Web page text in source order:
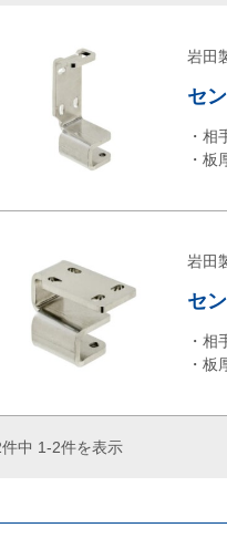
岩田
セ
・
・板
岩田
セ
・
・板
件中 1-2件を表示